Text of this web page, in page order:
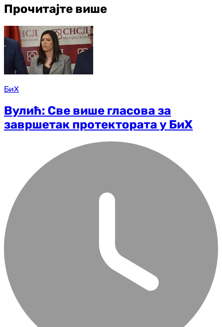
Прочитајте више
БиХ
Вулић: Све више гласова за
завршетак протектората у БиХ